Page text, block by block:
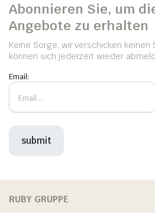
Abonnieren Sie, um
Angebote zu erhalten
Keine Sorge, wir verschicken keinen
können sich jederzeit wieder
Email:
RUBY GRUPPE